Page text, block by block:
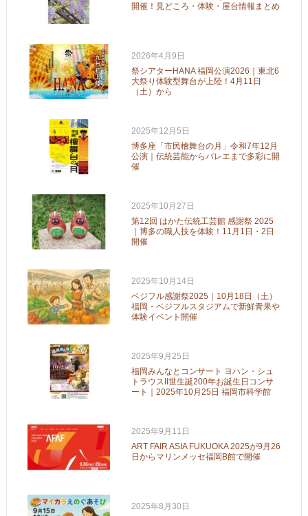
開催！見どころ・体験・屋台情報まとめ
2026年4月9日
祭シアターHANA 福岡公演2026｜東北6
大祭り体験型舞台が上陸！4月11日
（土）から
2025年12月5日
博多座「市民檜舞台の月」令和7年12月
公演｜伝統芸能からバレエまで多彩に開
催
2025年10月27日
第12回 はかた伝統工芸館 感謝祭 2025
｜博多の職人技を体験！11月1日・2日
開催
2025年10月14日
ベジフル感謝祭2025｜10月18日（土）
福岡・ベジフルスタジアムで新鮮青果や
体験イベント開催
2025年9月25日
福岡みんなとコンサート ヨハン・シュ
トラウスII世生誕200年お誕生日コンサ
ート｜2025年10月25日 福岡市科学館
2025年9月11日
ART FAIR ASIA FUKUOKA 2025が9月26
日からマリンメッセ福岡B館で開催
2025年8月30日